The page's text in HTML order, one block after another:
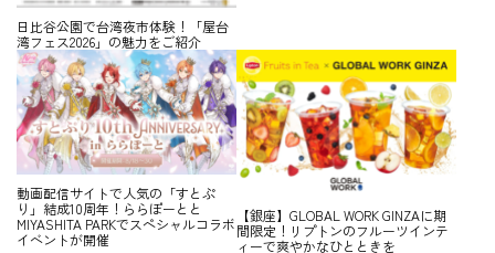
日比谷公園で台湾夜市体験！「屋台
湾フェス2026」の魅力をご紹介
動画配信サイトで人気の「すとぷ
り」結成10周年！ららぽーとと
MIYASHITA PARKでスペシャルコラボ
イベントが開催
【銀座】GLOBAL WORK GINZAに期
間限定！リプトンのフルーツインテ
ィーで爽やかなひとときを